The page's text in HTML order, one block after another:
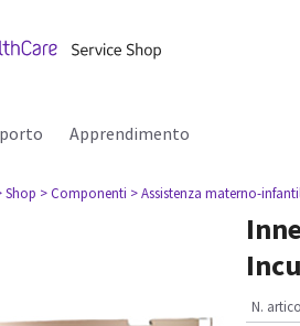
Apprendimento
Shop > Componenti > Assistenza materno-
N.